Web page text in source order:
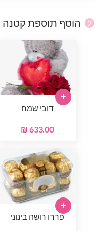
2 הוסף תוספת קטנה
דובי שמח
633.00 ₪
+
פררו רושה בינוני
+